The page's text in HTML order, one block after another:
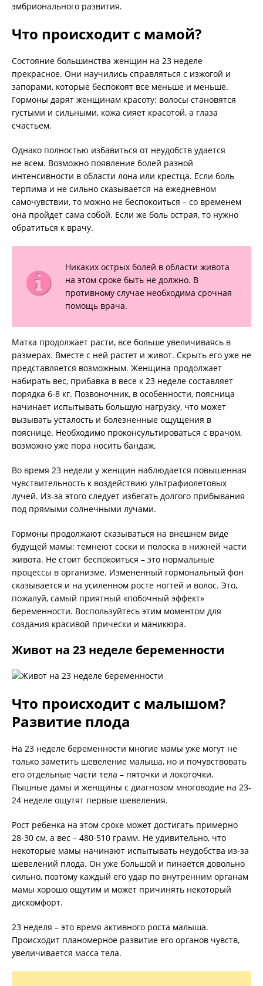
эмбрионального развития.
Что происходит с мамой?
Состояние большинства женщин на 23 неделе
прекрасное. Они научились справляться с изжогой и
запорами, которые беспокоят все меньше и меньше.
Гормоны дарят женщинам красоту: волосы становятся
густыми и сильными, кожа сияет красотой, а глаза
счастьем.
Однако полностью избавиться от неудобств удается
не всем. Возможно появление болей разной
интенсивности в области лона или крестца. Если боль
терпима и не сильно сказывается на ежедневном
самочувствии, то можно не беспокоиться – со временем
она пройдет сама собой. Если же боль острая, то нужно
обратиться к врачу.
Никаких острых болей в области живота
на этом сроке быть не должно. В
противному случае необходима срочная
помощь врача.
Матка продолжает расти, все больше увеличиваясь в
размерах. Вместе с ней растет и живот. Скрыть его уже не
представляется возможным. Женщина продолжает
набирать вес, прибавка в весе к 23 неделе составляет
порядка 6-8 кг. Позвоночник, в особенности, поясница
начинает испытывать большую нагрузку, что может
вызывать усталость и болезненные ощущения в
пояснице. Необходимо проконсультироваться с врачом,
возможно уже пора носить бандаж.
Во время 23 недели у женщин наблюдается повышенная
чувствительность к воздействию ультрафиолетовых
лучей. Из-за этого следует избегать долгого прибывания
под прямыми солнечными лучами.
Гормоны продолжают сказываться на внешнем виде
будущей мамы: темнеют соски и полоска в нижней части
живота. Не стоит беспокоиться – это нормальные
процессы в организме. Измененный гормональный фон
сказывается и на усиленном росте ногтей и волос. Это,
пожалуй, самый приятный «побочный эффект»
беременности. Воспользуйтесь этим моментом для
создания красивой прически и маникюра.
Живот на 23 неделе беременности
Что происходит с малышом?
Развитие плода
На 23 неделе беременности многие мамы уже могут не
только заметить шевеление малыша, но и почувствовать
его отдельные части тела – пяточки и локоточки.
Пышные дамы и женщины с диагнозом многоводие на 23-
24 неделе ощутят первые шевеления.
Рост ребенка на этом сроке может достигать примерно
28-30 см, а вес – 480-510 грамм. Не удивительно, что
некоторые мамы начинают испытывать неудобства из-за
шевелений плода. Он уже большой и пинается довольно
сильно, поэтому каждый его удар по внутренним органам
мамы хорошо ощутим и может причинять некоторый
дискомфорт.
23 неделя – это время активного роста малыша.
Происходит планомерное развитие его органов чувств,
увеличивается масса тела.